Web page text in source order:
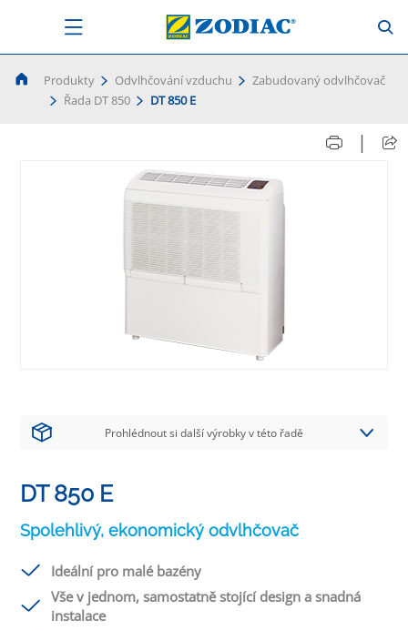
Produkty Odvlhčování vzduchu
Zabudovaný odvlhčovač
Řada DT 850
DT 850 E
|
Prohlédnout si další výrobky v této řadě
DT 850 E
Spolehlivý, ekonomický odvlhčovač
Ideální pro malé bazény
Vše v jednom, samostatně stojící design a snadná
instalace